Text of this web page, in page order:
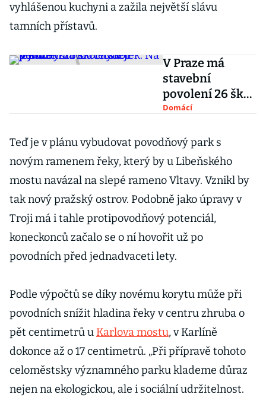
vyhlášenou kuchyni a zažila největší slávu
tamních přístavů.
V Praze má
stavební
povolení 26 škol
a školek. Na
chybějí peníze
Domácí
Teď je v plánu vybudovat povodňový park s
novým ramenem řeky, který by u Libeňského
mostu navázal na slepé rameno Vltavy. Vznikl by
tak nový pražský ostrov. Podobně jako úpravy v
Troji má i tahle protipovodňový potenciál,
koneckonců začalo se o ní hovořit už po
povodních před jednadvaceti lety.
Podle výpočtů se díky novému korytu může při
povodních snížit hladina řeky v centru zhruba o
pět centimetrů u Karlova mostu, v Karlíně
dokonce až o 17 centimetrů. „Při přípravě tohoto
celoměstsky významného parku klademe důraz
nejen na ekologickou, ale i sociální udržitelnost.